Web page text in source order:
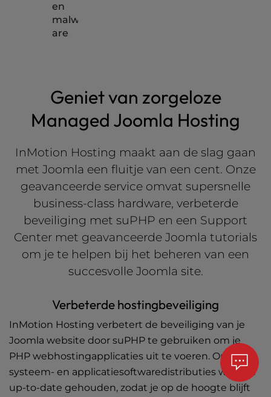
en
malw
are
Geniet van zorgeloze
Managed Joomla Hosting
InMotion Hosting maakt aan de slag gaan
met Joomla een fluitje van een cent. Onze
geavanceerde service omvat supersnelle
business-class hardware, verbeterde
beveiliging met suPHP en een Support
Center met geavanceerde Joomla tutorials
om je te helpen bij het beheren van een
succesvolle Joomla site.
Verbeterde hostingbeveiliging
InMotion Hosting verbetert de beveiliging van je
Joomla website door suPHP te gebruiken om je
PHP webhostingapplicaties uit te voeren. Onze
systeem- en applicatiesoftwaredistributies worden
up-to-date gehouden, zodat je op de hoogte blijft